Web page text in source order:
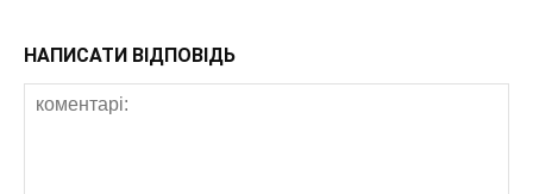
НАПИСАТИ ВІДПОВІДЬ